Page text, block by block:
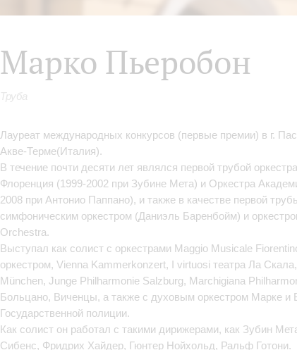
Марко Пьеробон
Труба
Лауреат международных конкурсов (первые премии) в г.
Акве-Терме(Италия).
В течение почти десяти лет являлся первой трубой
Флоренция (1999-2002 при Зубине Мета) и Оркестра
2008 при Антонио Паппано), и также в качестве первой
симфоническим оркестром (Даниэль Баренбойм) и
Orchestra.
Выступал как солист с оркестрами Maggio Musicale
оркестром, Vienna Kammerkonzert, I virtuosi театра Ла
München, Junge Philharmonie Salzburg, Marchigiana
Больцано, Виченцы, а также с духовым оркестром Марке
Государственной полиции.
Как солист он работал с такими дирижерами, как Зубин
Сибенс, Фридрих Хайдер, Гюнтер Нойхольд, Ральф Готони.